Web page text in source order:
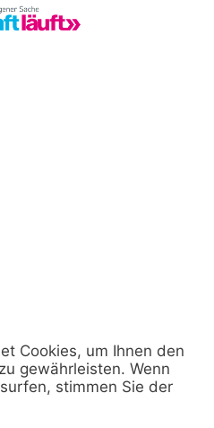
Cookies, um Ihnen den
gewährleisten. Wenn
stimmen Sie der